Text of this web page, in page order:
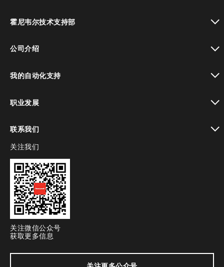
霍尼韦尔技术支持部
公司介绍
我的自动化支持
职业发展
联系我们
toggle view
关注我们
关注微信公众号
获取更多信息